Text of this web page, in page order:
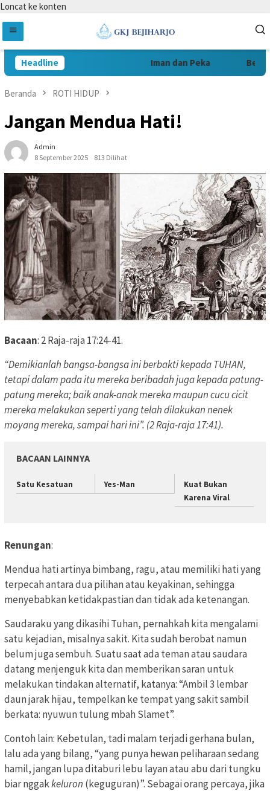
Loncat ke konten
Headline Iman dan Peka
Beranda ROTI HIDUP
Jangan Mendua Hati!
Admin
8 September 2025
813 Dilihat
Bacaan: 2 Raja-raja 17:24-41.
“Demikianlah bangsa-bangsa ini berbakti kepada TUHAN,
tetapi dalam pada itu mereka beribadah juga kepada patung-
patung mereka; baik anak-anak mereka maupun cucu cicit
mereka melakukan seperti yang telah dilakukan nenek
moyang mereka, sampai hari ini”. (2 Raja-raja 17:41).
BACAAN LAINNYA
Satu Kesatuan Yes-Man
Kuat Bukan
Karena Viral
Renungan:
Mendua hati artinya bimbang, ragu, atau memiliki hati yang
terpecah antara dua pilihan atau keyakinan, sehingga
menyebabkan ketidakpastian dan tidak ada ketenangan.
Saudaraku yang dikasihi Tuhan, pernahkah kita mengalami
satu kejadian, misalnya sakit. Kita sudah berobat namun
belum juga sembuh. Suatu saat ada teman atau saudara
datang menjenguk kita dan memberikan saran untuk
melakukan tindakan alternatif, katanya: “Ambil 3 lembar
daun jarak hijau, tempelkan ke tempat yang sakit sambil
berkata: nyuwun tulung mbah Slamet”.
Contoh lain: Kebetulan, tadi malam terjadi gerhana bulan,
lalu ada yang bilang, “yang punya hewan peliharaan sedang
hamil, jangan lupa ditaburi lebu layan atau abu dari tungku
biar nggakkeluron (keguguran)”. Sebagai orang percaya, jika